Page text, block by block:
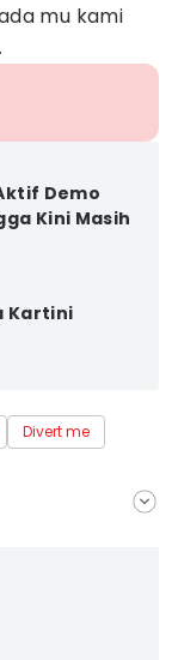
mu kami
Demo
Kini Masih
Kartini
Divert me